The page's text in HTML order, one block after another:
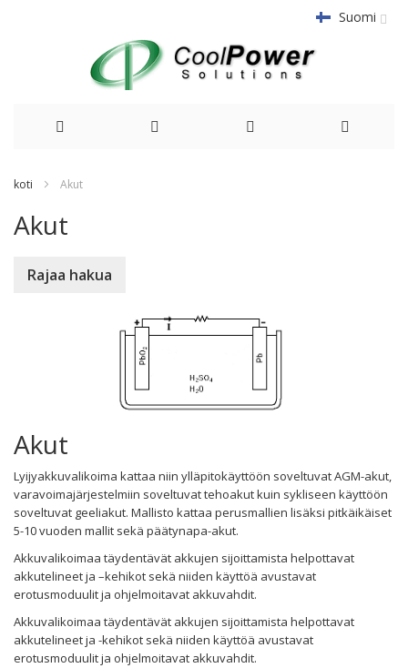
Suomi
koti Akut
Akut
Akut
Lyijyakkuvalikoima kattaa niin ylläpitokäyttöön soveltuvat AGM-akut,
varavoimajärjestelmiin soveltuvat tehoakut kuin sykliseen käyttöön
soveltuvat geeliakut. Mallisto kattaa perusmallien lisäksi pitkäikäiset
5-10 vuoden mallit sekä päätynapa-akut.
Akkuvalikoimaa täydentävät akkujen sijoittamista helpottavat
akkutelineet ja –kehikot sekä niiden käyttöä avustavat
erotusmoduulit ja ohjelmoitavat akkuvahdit.
Akkuvalikoimaa täydentävät akkujen sijoittamista helpottavat
akkutelineet ja -kehikot sekä niiden käyttöä avustavat
erotusmoduulit ja ohjelmoitavat akkuvahdit.
Rajaa hakua